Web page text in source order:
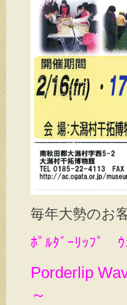
毎年大勢のお
ﾎﾟﾙﾀﾞｰﾘｯﾌﾟ ｳ
Porderlip
～